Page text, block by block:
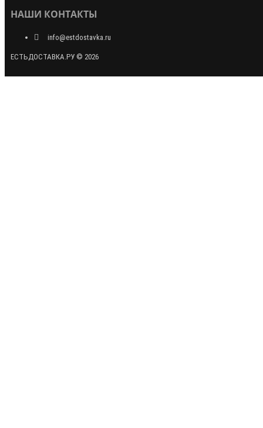
НАШИ КОНТАКТЫ
info@estdostavka.ru
ЕСТЬДОСТАВКА.РУ © 2026